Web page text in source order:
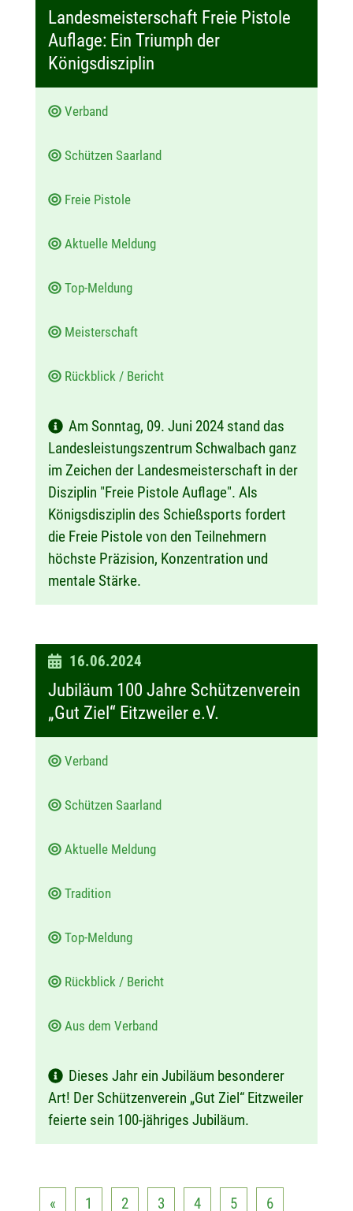
a
t
u
Landesmeisterschaft Freie Pistole
Auflage: Ein Triumph der
Königsdisziplin
Verband
Schützen Saarland
Freie Pistole
Aktuelle Meldung
Top-Meldung
Meisterschaft
Rückblick / Bericht
Am Sonntag, 09. Juni 2024 stand das
Landesleistungszentrum Schwalbach ganz
im Zeichen der Landesmeisterschaft in der
Disziplin "Freie Pistole Auflage". Als
Königsdisziplin des Schießsports fordert
die Freie Pistole von den Teilnehmern
höchste Präzision, Konzentration und
mentale Stärke.
D
a
:
16.06.2024
Jubiläum 100 Jahre Schützenverein
„Gut Ziel“ Eitzweiler e.V.
Verband
Schützen Saarland
Aktuelle Meldung
Tradition
Top-Meldung
Rückblick / Bericht
Aus dem Verband
Dieses Jahr ein Jubiläum besonderer
Art! Der Schützenverein „Gut Ziel“ Eitzweiler
feierte sein 100-jähriges Jubiläum.
« 1 2 3 4 5 6